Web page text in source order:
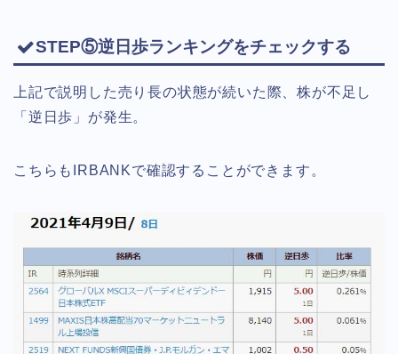
STEP⑤逆日歩ランキングをチェックする
上記で説明した売り長の状態が続いた際、株が不足し
「逆日歩」が発生。
こちらもIRBANKで確認することができます。